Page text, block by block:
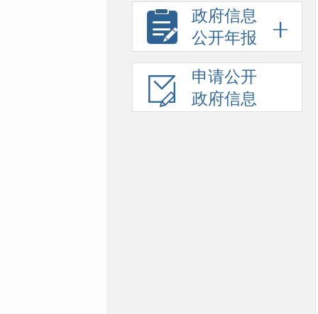
政府信息
公开年报
申请公开
政府信息